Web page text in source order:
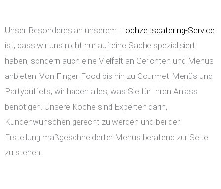
Unser Besonderes an unserem Hochzeitscatering-Service
ist, dass wir uns nicht nur auf eine Sache spezialisiert
haben, sondern auch eine Vielfalt an Gerichten und Menüs
anbieten. Von Finger-Food bis hin zu Gourmet-Menüs und
Partybuffets, wir haben alles, was Sie für Ihren Anlass
benötigen. Unsere Köche sind Experten darin,
Kundenwünschen gerecht zu werden und bei der
Erstellung maßgeschneiderter Menüs beratend zur Seite
zu stehen.